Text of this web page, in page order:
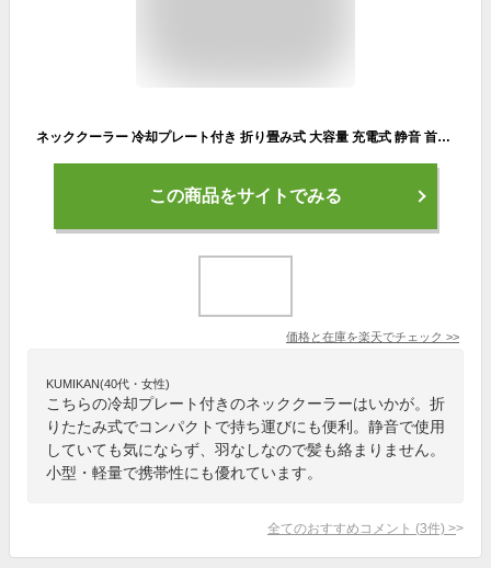
ネッククーラー 冷却プレート付き 折り畳み式 大容量 充電式 静音 首掛け扇風機 羽なし 長時間 静音 軽量 首かけ扇風機 ホワイト ピンク 半導体冷却 扇風機 ポータブル 小型 軽量 戸外 子供 父の日
この商品をサイトでみる
価格と在庫を楽天でチェック >>
KUMIKAN(40代・女性)
こちらの冷却プレート付きのネッククーラーはいかが。折
りたたみ式でコンパクトで持ち運びにも便利。静音で使用
していても気にならず、羽なしなので髪も絡まりません。
小型・軽量で携帯性にも優れています。
全てのおすすめコメント (3件) >